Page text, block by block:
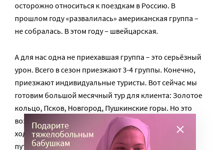
осторожно относиться к поездкам в Россию. В
прошлом году «развалилась» американская группа –
не собралась. В этом году – швейцарская.
А для нас одна не приехавшая группа – это серьёзный
урон. Всего в сезон приезжают 3-4 группы. Конечно,
приезжают индивидуальные туристы. Вот сейчас мы
готовим большой месячный тур для клиента: Золотое
кольцо, Псков, Новгород, Пушкинские горы. Но это
возможно лишь потому, что клиент может немного
ходить, хотя бы с палочкой. На коляске такое
путешествие пока не совершить.